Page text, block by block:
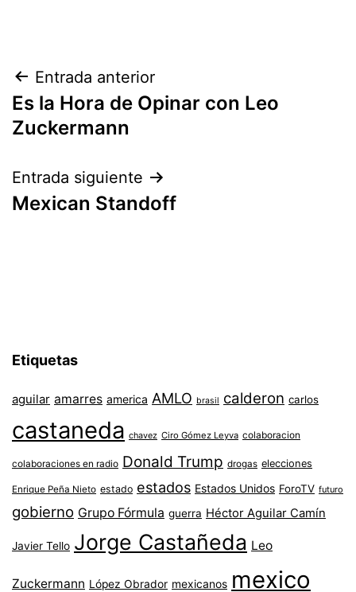
Navegación
de
Entrada anterior
Es la Hora de Opinar con Leo
Zuckermann
Entrada siguiente
Mexican Standoff
Etiquetas
aguilar amarres america AMLO brasil calderon carlos
castaneda chavez Ciro Gómez Leyva colaboracion
colaboraciones en radio Donald Trump drogas elecciones
Enrique Peña Nieto estado estados Estados Unidos ForoTV futuro
gobierno Grupo Fórmula guerra Héctor Aguilar Camín
Javier Tello Jorge Castañeda Leo
Zuckermann López Obrador mexicanos mexico